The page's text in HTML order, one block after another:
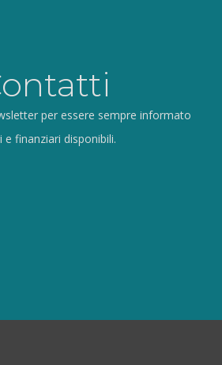
per essere sempre informato
finanziari disponibili.